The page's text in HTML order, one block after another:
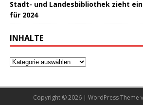
Stadt- und Landesbibliothek zieht
für 2024
INHALTE
Copyright © 2026 | WordPress Theme